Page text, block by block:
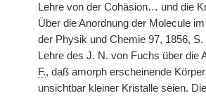
Lehre von der Cohäsion… und die
Über die Anordnung der Molecule
der Physik und Chemie 97, 1856,
Lehre des J. N. von Fuchs über die
F., daß amorph erscheinende
unsichtbar kleiner Kristalle seien.